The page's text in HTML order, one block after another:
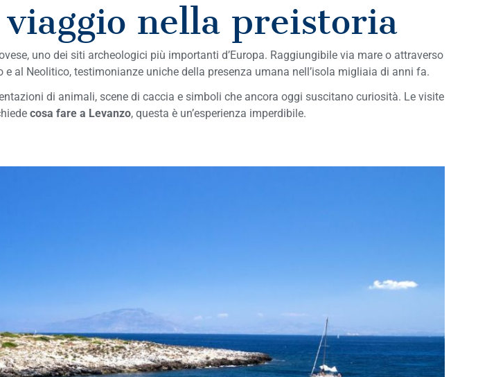
nella preistoria
uno dei siti archeologici più importanti d’Europa. Raggiungibile via mare o attraverso
al Neolitico, testimonianze uniche della presenza umana nell’isola migliaia di anni fa.
di animali, scene di caccia e simboli che ancora oggi suscitano curiosità. Le visite
cosa fare a Levanzo, questa è un’esperienza imperdibile.